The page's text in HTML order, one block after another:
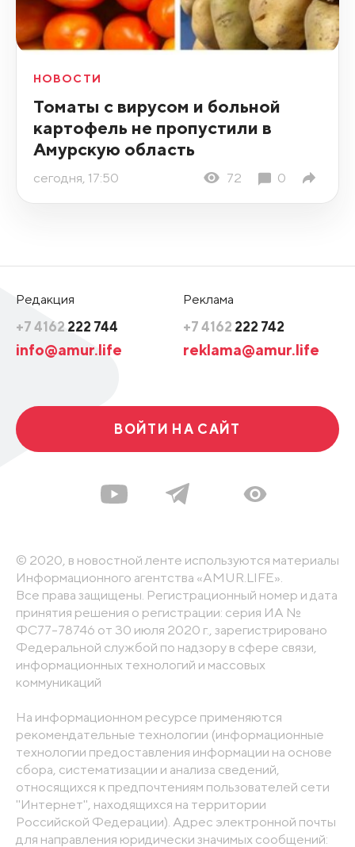
НОВОСТИ
Томаты с вирусом и больной
картофель не пропустили в
Амурскую область
сегодня, 17:50 72 0
Редакция
+7 4162 222 744
info@amur.life
Реклама
+7 4162 222 742
reklama@amur.life
ВОЙТИ НА САЙТ
© 2020, в новостной ленте используются материалы
Информационного агентства «AMUR.LIFE».
Все права защищены. Регистрационный номер и дата
принятия решения о регистрации: серия ИА №
ФС77-78746 от 30 июля 2020 г., зарегистрировано
Федеральной службой по надзору в сфере связи,
информационных технологий и массовых
коммуникаций
На информационном ресурсе применяются
рекомендательные технологии (информационные
технологии предоставления информации на основе
сбора, систематизации и анализа сведений,
относящихся к предпочтениям пользователей сети
"Интернет", находящихся на территории
Российской Федерации). Адрес электронной почты
для направления юридически значимых сообщений: